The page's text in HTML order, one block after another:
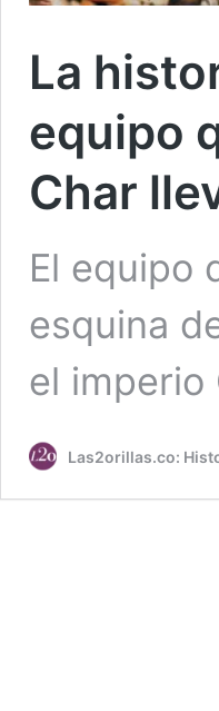
La
equipo
Char
El equipo
esquina
el imperio
Las2orillas.co: